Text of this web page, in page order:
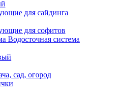
для сайдинга
для софитов
Водосточная система
сад, огород